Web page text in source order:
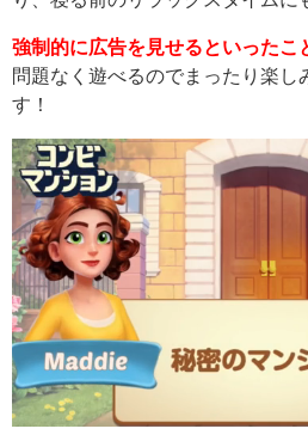
強制的に広告を見せるといったこ
問題なく遊べるのでまったり楽し
す！